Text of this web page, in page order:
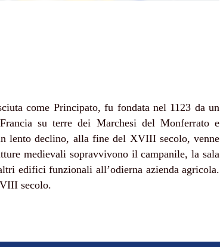
come Principato, fu fondata nel 1123 da un
su terre dei Marchesi del Monferrato e
lento declino, alla fine del XVIII secolo, venne
medievali sopravvivono il campanile, la sala
edifici funzionali all’odierna azienda agricola.
secolo.